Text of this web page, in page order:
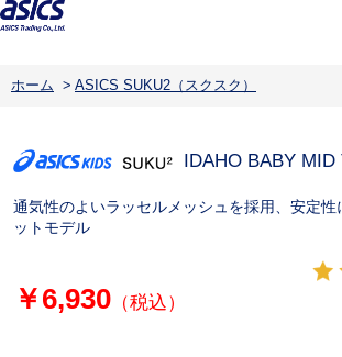
ホーム > ASICS SUKU2（スクスク）
IDAHO BABY MID
通気性のよいラッセルメッシュを採用、安定性
ットモデル
￥6,930（税込）